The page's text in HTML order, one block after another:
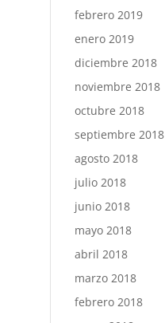
febrero 2019
enero 2019
diciembre 2018
noviembre 2018
octubre 2018
septiembre 2018
agosto 2018
julio 2018
junio 2018
mayo 2018
abril 2018
marzo 2018
febrero 2018